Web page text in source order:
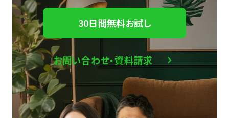
30日間無料お試し
お問い合わせ・資料請求